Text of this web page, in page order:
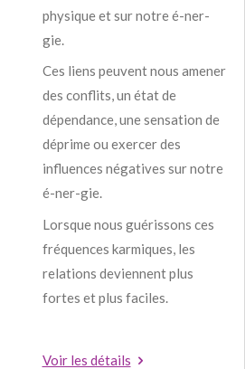
physique et sur notre é-ner-
gie.
Ces liens peuvent nous amener
des conflits, un état de
dépendance, une sensation de
déprime ou exercer des
influences négatives sur notre
é-ner-gie.
Lorsque nous guérissons ces
fréquences karmiques, les
relations deviennent plus
fortes et plus faciles.
Voir les détails